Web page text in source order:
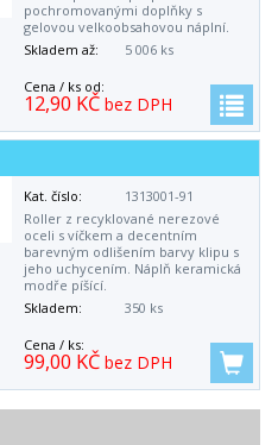
pochromovanými doplňky s
gelovou velkoobsahovou náplní.
Skladem až:
5 006 ks
Cena / ks od:
12,90 KČ bez DPH
Kat. číslo:
1313001-91
Roller z recyklované nerezové
oceli s víčkem a decentním
barevným odlišením barvy klipu s
jeho uchycením. Náplň keramická
modře píšící.
Skladem:
350 ks
Cena / ks:
99,00 KČ bez DPH